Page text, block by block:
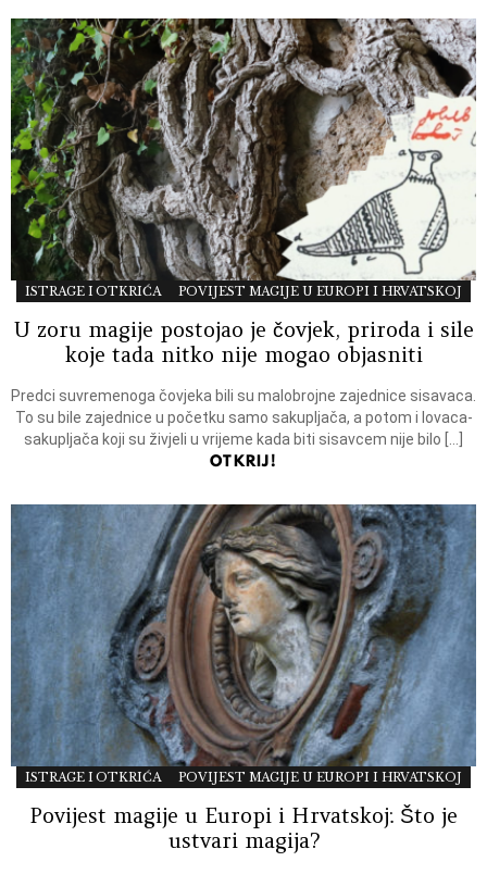
ISTRAGE I OTKRIĆA POVIJEST MAGIJE U EUROPI I HRVATSKOJ
U zoru magije postojao je čovjek, priroda i sile
koje tada nitko nije mogao objasniti
Predci suvremenoga čovjeka bili su malobrojne zajednice sisavaca.
To su bile zajednice u početku samo sakupljača, a potom i lovaca-
sakupljača koji su živjeli u vrijeme kada biti sisavcem nije bilo […]
OTKRIJ!
ISTRAGE I OTKRIĆA POVIJEST MAGIJE U EUROPI I HRVATSKOJ
Povijest magije u Europi i Hrvatskoj: Što je
ustvari magija?